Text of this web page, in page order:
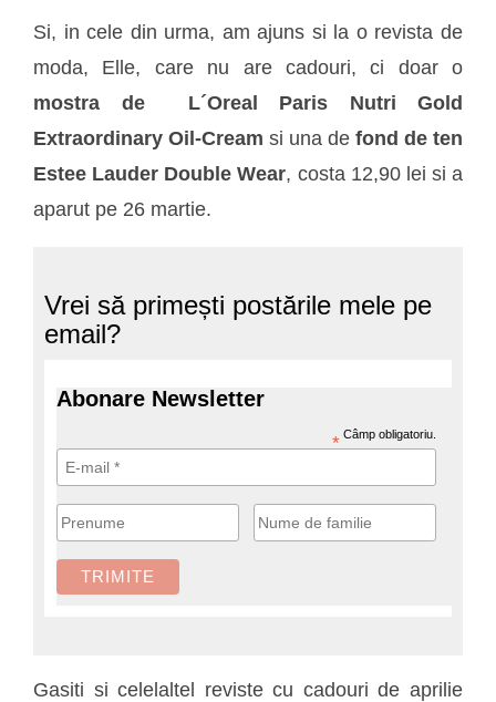
Si, in cele din urma, am ajuns si la o revista de
moda, Elle, care nu are cadouri, ci doar o
mostra de L´Oreal Paris Nutri Gold
Extraordinary Oil-Cream si una de fond de ten
Estee Lauder Double Wear, costa 12,90 lei si a
aparut pe 26 martie.
Vrei să primești postările mele pe
email?
Abonare Newsletter
* Câmp obligatoriu.
Gasiti si celelaltel reviste cu cadouri de aprilie